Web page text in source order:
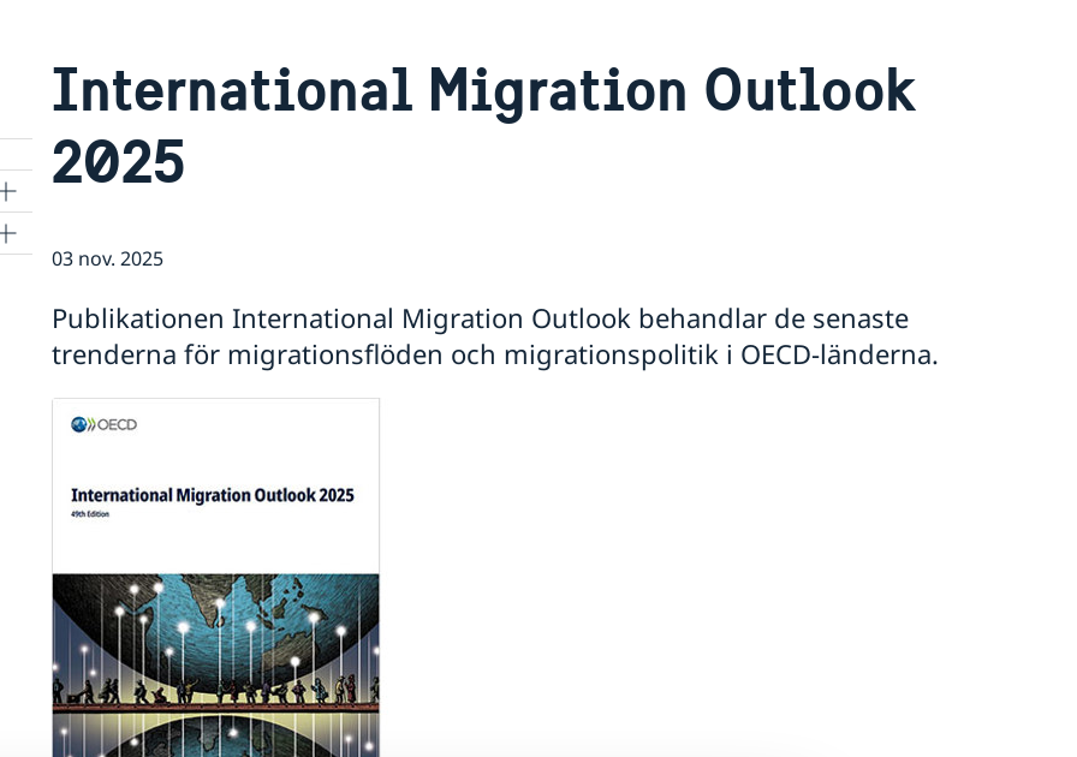
International Migration Outlook
2025
03 nov. 2025
Publikationen International Migration Outlook behandlar de senaste
trenderna för migrationsflöden och migrationspolitik i OECD-länderna.